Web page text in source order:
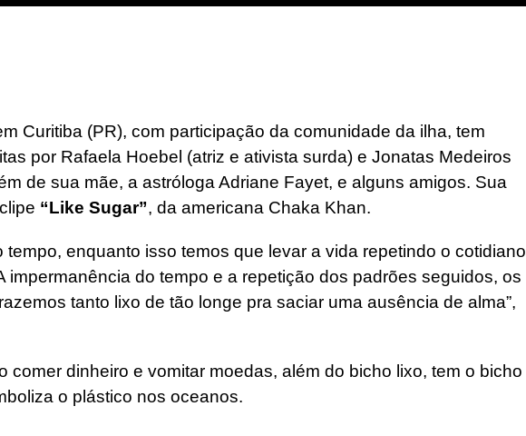
Curitiba (PR), com participação da comunidade da ilha, tem
por Rafaela Hoebel (atriz e ativista surda) e Jonatas Medeiros
de sua mãe, a astróloga Adriane Fayet, e alguns amigos. Sua
“Like Sugar”, da americana Chaka Khan.
tempo, enquanto isso temos que levar a vida repetindo o cotidiano
impermanência do tempo e a repetição dos padrões seguidos, os
tanto lixo de tão longe pra saciar uma ausência de alma”,
comer dinheiro e vomitar moedas, além do bicho lixo, tem o bicho
o plástico nos oceanos.